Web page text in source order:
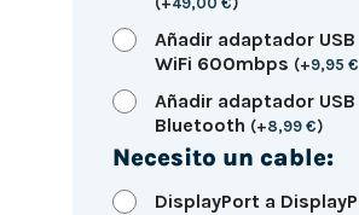
Añadir adaptador USB
WiFi 600mbps (+9,95 €
Añadir adaptador USB
Bluetooth (+8,99 €)
Necesito un cable:
DisplayPort a